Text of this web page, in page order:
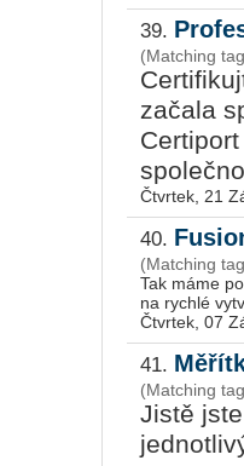
39.
(Matching
začala
Čtvrtek, 21
40.
(Matching
Tak máme
na rychlé
Čtvrtek, 07
41.
(Matching
Jistě